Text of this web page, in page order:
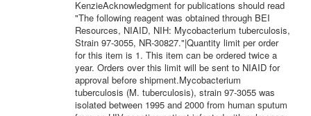
KenzieAcknowledgment for publications should read
"The following reagent was obtained through BEI
Resources, NIAID, NIH: Mycobacterium tuberculosis,
Strain 97-3055, NR-30827."|Quantity limit per order
for this item is 1. This item can be ordered twice a
year. Orders over this limit will be sent to NIAID for
approval before shipment.Mycobacterium
tuberculosis (M. tuberculosis), strain 97-3055 was
isolated between 1995 and 2000 from human sputum